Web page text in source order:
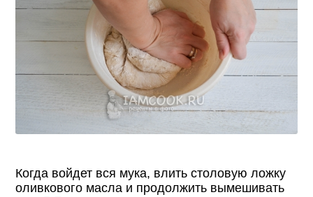
Когда войдет вся мука, влить столовую ложку
оливкового масла и продолжить вымешивать